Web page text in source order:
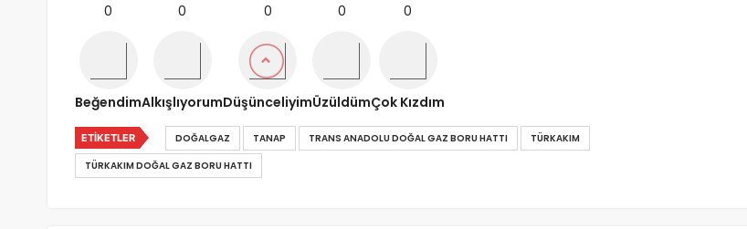
0
Beğendim
0
Alkışlıyorum
0
Düşünceliyim
0
Üzüldüm
0
Çok Kızdım
ETIKETLER DOĞALGAZ TANAP TRANS ANADOLU DOĞAL GAZ BORU HATTI
TÜRKAKIM
TÜRKAKIM DOĞAL GAZ BORU HATTI